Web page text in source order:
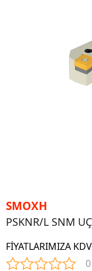
SMOXH
PSKNR/L SNM
FİYATLARIMIZA